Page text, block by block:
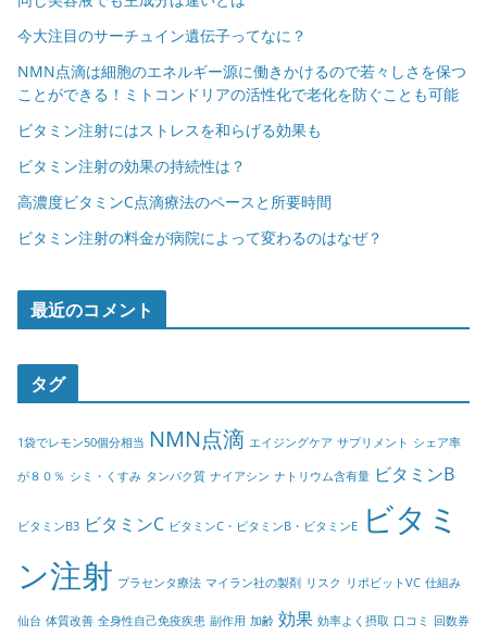
今大注目のサーチュイン遺伝子ってなに？
NMN点滴は細胞のエネルギー源に働きかけるので若々しさを保つ
ことができる！ミトコンドリアの活性化で老化を防ぐことも可能
ビタミン注射にはストレスを和らげる効果も
ビタミン注射の効果の持続性は？
高濃度ビタミンC点滴療法のペースと所要時間
ビタミン注射の料金が病院によって変わるのはなぜ？
最近のコメント
タグ
1袋でレモン50個分相当 NMN点滴 エイジングケア サプリメント シェア率
が８０％ シミ・くすみ タンパク質 ナイアシン ナトリウム含有量 ビタミンB
ビタミンB3 ビタミンC ビタミンC・ビタミンB・ビタミンE
ビタミ
ン注射 プラセンタ療法 マイラン社の製剤 リスク リポビットVC 仕組み
仙台 体質改善 全身性自己免疫疾患 副作用 加齢 効果 効率よく摂取 口コミ 回数券